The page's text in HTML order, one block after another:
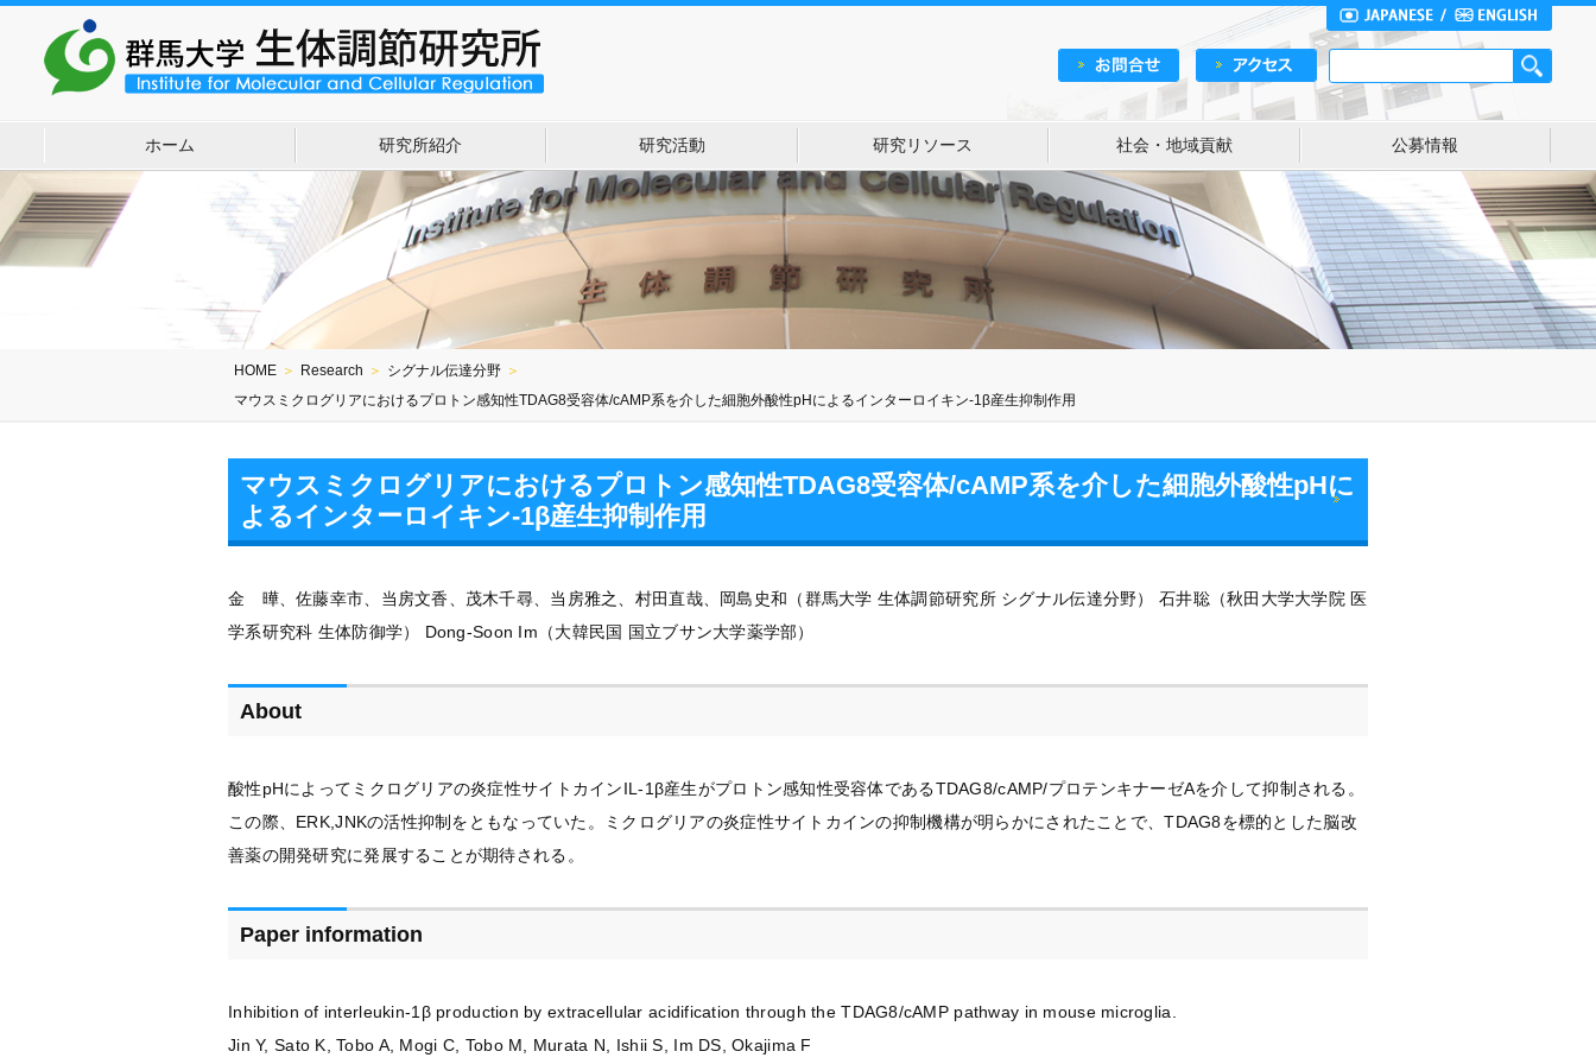
ホーム 研究所紹介 研究活動 研究リソース 社会・地域貢献 公募情報
HOME ＞ Research ＞ シグナル伝達分野 ＞
マウスミクログリアにおけるプロトン感知性TDAG8受容体/cAMP系を介した細胞外酸性pHによるインターロイキン-1β産生抑制作用
マウスミクログリアにおけるプロトン感知性TDAG8受容体/cAMP系を介した細胞外酸性pHに
よるインターロイキン-1β産生抑制作用
金 曄、佐藤幸市、当房文香、茂木千尋、当房雅之、村田直哉、岡島史和（群馬大学 生体調節研究所 シグナル伝達分野） 石井聡（秋田大学大学院 医
学系研究科 生体防御学） Dong-Soon Im（大韓民国 国立ブサン大学薬学部）
About
酸性pHによってミクログリアの炎症性サイトカインIL-1β産生がプロトン感知性受容体であるTDAG8/cAMP/プロテンキナーゼAを介して抑制される。
この際、ERK,JNKの活性抑制をともなっていた。ミクログリアの炎症性サイトカインの抑制機構が明らかにされたことで、TDAG8を標的とした脳改
善薬の開発研究に発展することが期待される。
Paper information
Inhibition of interleukin-1β production by extracellular acidification through the TDAG8/cAMP pathway in mouse microglia.
Jin Y, Sato K, Tobo A, Mogi C, Tobo M, Murata N, Ishii S, Im DS, Okajima F